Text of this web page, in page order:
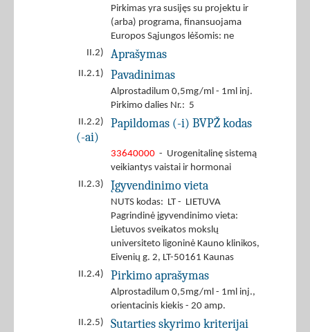
Pirkimas yra susijęs su projektu ir
(arba) programa, finansuojama
Europos Sąjungos lėšomis: ne
II.2)
Aprašymas
II.2.1) Pavadinimas
Alprostadilum 0,5mg/ml - 1ml inj.
Pirkimo dalies Nr.: 5
II.2.2)
Papildomas (-i) BVPŽ kodas
(-ai)
33640000 - Urogenitalinę sistemą
veikiantys vaistai ir hormonai
II.2.3)
Įgyvendinimo vieta
NUTS kodas: LT - LIETUVA
Pagrindinė įgyvendinimo vieta:
Lietuvos sveikatos mokslų
universiteto ligoninė Kauno klinikos,
Eivenių g. 2, LT-50161 Kaunas
II.2.4)
Pirkimo aprašymas
Alprostadilum 0,5mg/ml - 1ml inj.,
orientacinis kiekis - 20 amp.
II.2.5)
Sutarties skyrimo kriterijai